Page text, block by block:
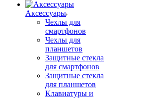
Аксессуары
Чехлы для
смартфонов
Чехлы для
планшетов
Защитные стекла
для смартфонов
Защитные стекла
для планшетов
Клавиатуры и